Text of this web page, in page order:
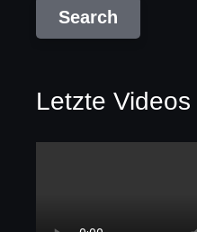
Letzte Videos